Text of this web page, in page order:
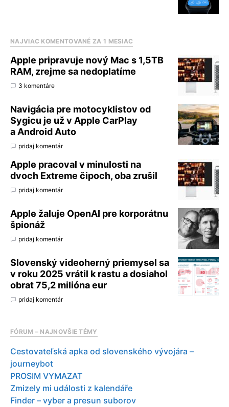
NAJVIAC KOMENTOVANÉ ZA 1 MESIAC
Apple pripravuje nový Mac s 1,5TB
RAM, zrejme sa nedoplatíme
3 komentáre
Navigácia pre motocyklistov od
Sygicu je už v Apple CarPlay
a Android Auto
pridaj komentár
Apple pracoval v minulosti na
dvoch Extreme čipoch, oba zrušil
pridaj komentár
Apple žaluje OpenAI pre korporátnu
špionáž
pridaj komentár
Slovenský videoherný priemysel sa
v roku 2025 vrátil k rastu a dosiahol
obrat 75,2 milióna eur
pridaj komentár
FÓRUM – NAJNOVŠIE TÉMY
Cestovateľská apka od slovenského vývojára –
journeybot
PROSIM VYMAZAT
Zmizely mi události z kalendáře
Finder – vyber a presun suborov